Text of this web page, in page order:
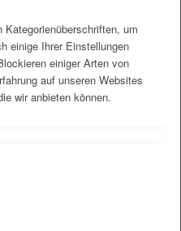
um
einige Ihrer Einstellungen
einiger Arten von
auf unseren Websites
wir anbieten können.